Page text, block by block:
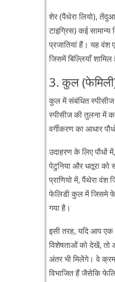
शेर (पैंथेरा लियो),
टाइग्रिस) कई
प्रजातियां हैं। यह
जिसमें बिल्लियाँ शामिल
3. कुल
कुल में संबंधित
स्पीसीज की तुलना में
वर्गीकरण का आधार
उदाहरण के लिए
पेटुनिया और धतूरा
प्राणियो में, पैंथेरा वंश
फेलिडी कुल में जिसमे
गया है।
इसी तरह, यदि आप
विशेषताओं को देखें,
अंतर भी मिलेंगे। वे
विभाजित हैं जैसेकि